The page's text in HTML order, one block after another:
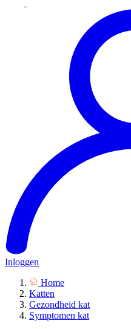
Inloggen
Home
Katten
Gezondheid kat
Symptomen kat